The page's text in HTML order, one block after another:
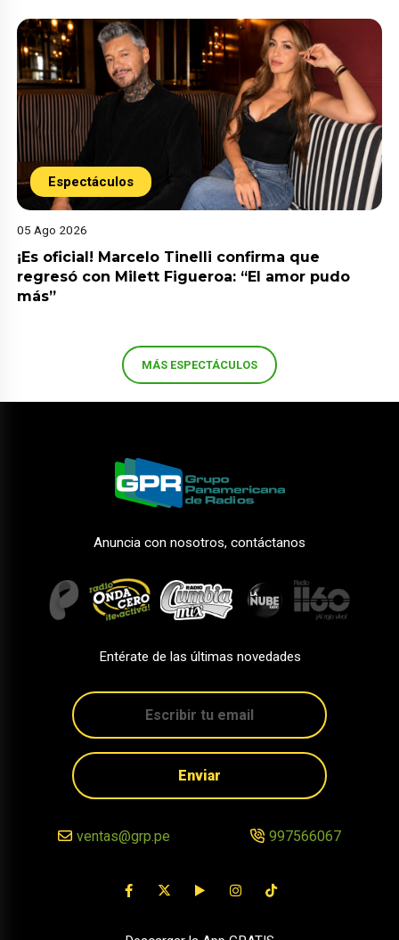
Espectáculos
05 Ago 2026
¡Es oficial! Marcelo Tinelli confirma que
regresó con Milett Figueroa: “El amor pudo
más”
MÁS ESPECTÁCULOS
Anuncia con nosotros, contáctanos
Entérate de las últimas novedades
Enviar
ventas@grp.pe 997566067